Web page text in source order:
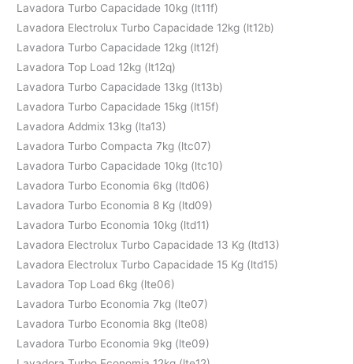
Lavadora Turbo Capacidade 10kg (lt11f)
Lavadora Electrolux Turbo Capacidade 12kg (lt12b)
Lavadora Turbo Capacidade 12kg (lt12f)
Lavadora Top Load 12kg (lt12q)
Lavadora Turbo Capacidade 13kg (lt13b)
Lavadora Turbo Capacidade 15kg (lt15f)
Lavadora Addmix 13kg (lta13)
Lavadora Turbo Compacta 7kg (ltc07)
Lavadora Turbo Capacidade 10kg (ltc10)
Lavadora Turbo Economia 6kg (ltd06)
Lavadora Turbo Economia 8 Kg (ltd09)
Lavadora Turbo Economia 10kg (ltd11)
Lavadora Electrolux Turbo Capacidade 13 Kg (ltd13)
Lavadora Electrolux Turbo Capacidade 15 Kg (ltd15)
Lavadora Top Load 6kg (lte06)
Lavadora Turbo Economia 7kg (lte07)
Lavadora Turbo Economia 8kg (lte08)
Lavadora Turbo Economia 9kg (lte09)